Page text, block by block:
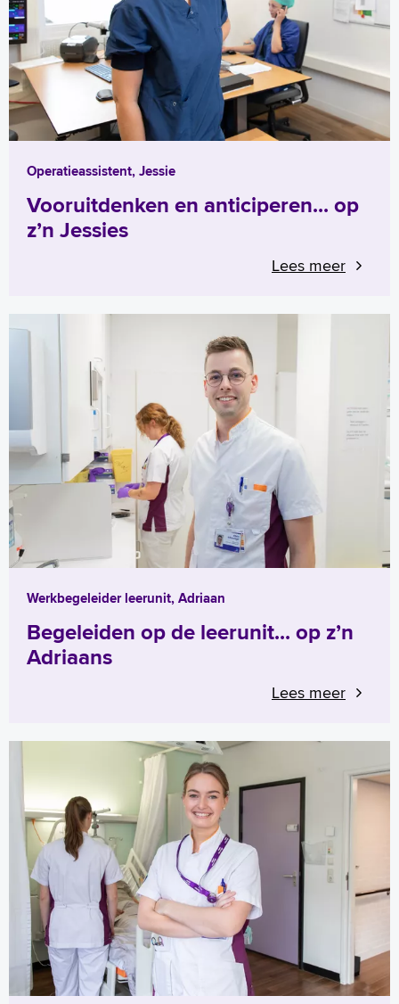
Operatieassistent, Jessie
Vooruitdenken en anticiperen... op
z’n Jessies
Lees meer
Werkbegeleider leerunit, Adriaan
Begeleiden op de leerunit... op z’n
Adriaans
Lees meer